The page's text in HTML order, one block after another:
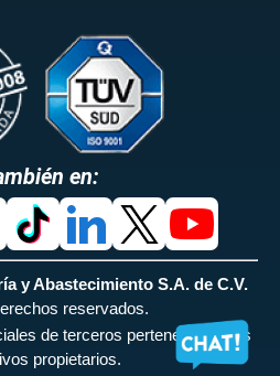
en:
y Abastecimiento S.A. de C.V.
reservados.
de terceros pertenecen a sus
propietarios.